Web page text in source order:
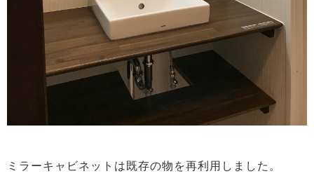
ミラーキャビネットは既存の物を再利用しました。